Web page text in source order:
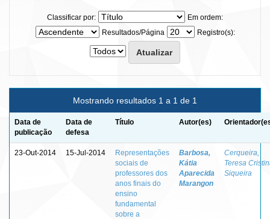
Classificar por:
Em ordem:
Resultados/Página
Registro(s):
Mostrando resultados 1 a 1 de 1
Data de
publicação
Data de
defesa
Título Autor(es)
23-Out-2014 15-Jul-2014
Representações
sociais de
professores dos
anos finais do
ensino
fundamental
sobre a
Barbosa,
Kátia
Aparecida
Marangon
Cerqueira,
Teresa
Siqueira